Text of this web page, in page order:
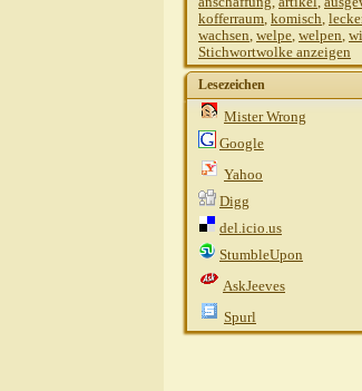
kofferraum, komisch,
wachsen, welpe, welpen,
Stichwortwolke anzeigen
Lesezeichen
Mister Wrong
Google
Yahoo
Digg
del.icio.us
StumbleUpon
AskJeeves
Spurl